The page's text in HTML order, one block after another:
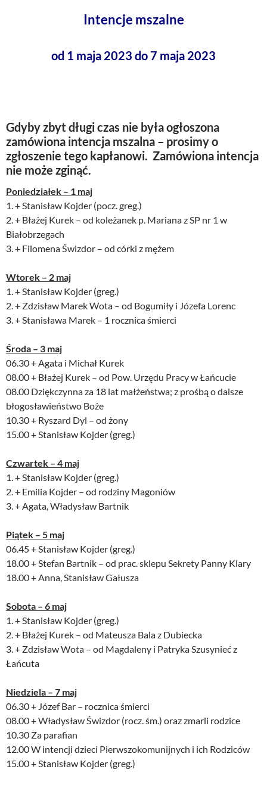
Intencje mszalne
od 1 maja 2023 do 7 maja 2023
Gdyby zbyt długi czas nie była ogłoszona
zamówiona intencja mszalna – prosimy o
zgłoszenie tego kapłanowi. Zamówiona intencja
nie może zginąć.
Poniedziałek – 1 maj
1. + Stanisław Kojder (pocz. greg.)
2. + Błażej Kurek – od koleżanek p. Mariana z SP nr 1 w
Białobrzegach
3. + Filomena Świzdor – od córki z mężem
Wtorek – 2 maj
1. + Stanisław Kojder (greg.)
2. + Zdzisław Marek Wota – od Bogumiły i Józefa Lorenc
3. + Stanisława Marek – 1 rocznica śmierci
Środa – 3 maj
06.30 + Agata i Michał Kurek
08.00 + Błażej Kurek – od Pow. Urzędu Pracy w Łańcucie
08.00 Dziękczynna za 18 lat małżeństwa; z prośbą o dalsze
błogosławieństwo Boże
10.30 + Ryszard Dyl – od żony
15.00 + Stanisław Kojder (greg.)
Czwartek – 4 maj
1. + Stanisław Kojder (greg.)
2. + Emilia Kojder – od rodziny Magoniów
3. + Agata, Władysław Bartnik
Piątek – 5 maj
06.45 + Stanisław Kojder (greg.)
18.00 + Stefan Bartnik – od prac. sklepu Sekrety Panny Klary
18.00 + Anna, Stanisław Gałusza
Sobota – 6 maj
1. + Stanisław Kojder (greg.)
2. + Błażej Kurek – od Mateusza Bala z Dubiecka
3. + Zdzisław Wota – od Magdaleny i Patryka Szusynieć z
Łańcuta
Niedziela – 7 maj
06.30 + Józef Bar – rocznica śmierci
08.00 + Władysław Świzdor (rocz. śm.) oraz zmarli rodzice
10.30 Za parafian
12.00 W intencji dzieci Pierwszokomunijnych i ich Rodziców
15.00 + Stanisław Kojder (greg.)